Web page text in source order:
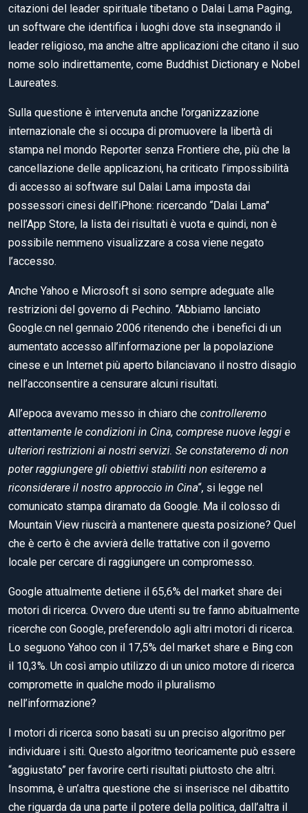
citazioni del leader spirituale tibetano o Dalai Lama Paging,
un software che identifica i luoghi dove sta insegnando il
leader religioso, ma anche altre applicazioni che citano il suo
nome solo indirettamente, come Buddhist Dictionary e Nobel
Laureates.
Sulla questione è intervenuta anche l’organizzazione
internazionale che si occupa di promuovere la libertà di
stampa nel mondo Reporter senza Frontiere che, più che la
cancellazione delle applicazioni, ha criticato l’impossibilità
di accesso ai software sul Dalai Lama imposta dai
possessori cinesi dell’iPhone: ricercando “Dalai Lama”
nell’App Store, la lista dei risultati è vuota e quindi, non è
possibile nemmeno visualizzare a cosa viene negato
l’accesso.
Anche Yahoo e Microsoft si sono sempre adeguate alle
restrizioni del governo di Pechino. “Abbiamo lanciato
Google.cn nel gennaio 2006 ritenendo che i benefici di un
aumentato accesso all’informazione per la popolazione
cinese e un Internet più aperto bilanciavano il nostro disagio
nell’acconsentire a censurare alcuni risultati.
All’epoca avevamo messo in chiaro che controlleremo
attentamente le condizioni in Cina, comprese nuove leggi e
ulteriori restrizioni ai nostri servizi. Se constateremo di non
poter raggiungere gli obiettivi stabiliti non esiteremo a
riconsiderare il nostro approccio in Cina“, si legge nel
comunicato stampa diramato da Google. Ma il colosso di
Mountain View riuscirà a mantenere questa posizione? Quel
che è certo è che avvierà delle trattative con il governo
locale per cercare di raggiungere un compromesso.
Google attualmente detiene il 65,6% del market share dei
motori di ricerca. Ovvero due utenti su tre fanno abitualmente
ricerche con Google, preferendolo agli altri motori di ricerca.
Lo seguono Yahoo con il 17,5% del market share e Bing con
il 10,3%. Un così ampio utilizzo di un unico motore di ricerca
compromette in qualche modo il pluralismo
nell’informazione?
I motori di ricerca sono basati su un preciso algoritmo per
individuare i siti. Questo algoritmo teoricamente può essere
“aggiustato” per favorire certi risultati piuttosto che altri.
Insomma, è un’altra questione che si inserisce nel dibattito
che riguarda da una parte il potere della politica, dall’altra il